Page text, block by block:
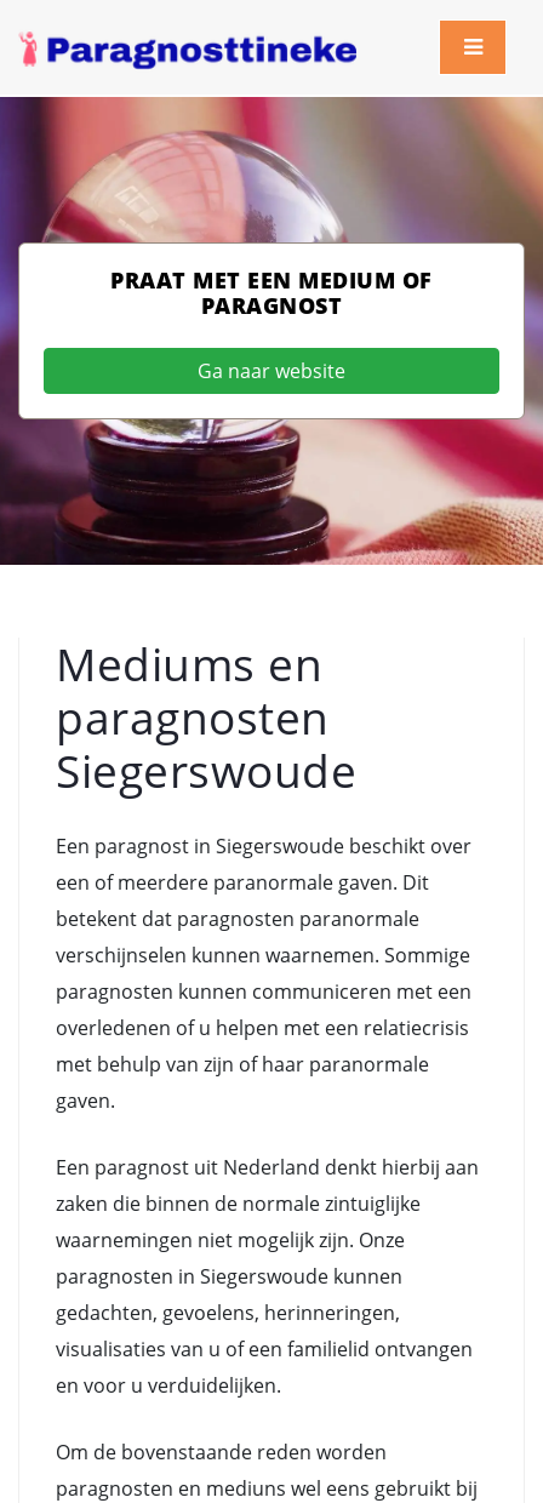
PRAAT MET EEN MEDIUM OF
PARAGNOST
Ga naar website
Mediums en
paragnosten
Siegerswoude
Een paragnost in Siegerswoude beschikt over
een of meerdere paranormale gaven. Dit
betekent dat paragnosten paranormale
verschijnselen kunnen waarnemen. Sommige
paragnosten kunnen communiceren met een
overledenen of u helpen met een relatiecrisis
met behulp van zijn of haar paranormale
gaven.
Een paragnost uit Nederland denkt hierbij aan
zaken die binnen de normale zintuiglijke
waarnemingen niet mogelijk zijn. Onze
paragnosten in Siegerswoude kunnen
gedachten, gevoelens, herinneringen,
visualisaties van u of een familielid ontvangen
en voor u verduidelijken.
Om de bovenstaande reden worden
paragnosten en mediuns wel eens gebruikt bij